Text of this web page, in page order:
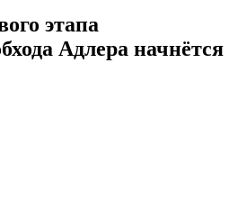
этапа
Адлера начнётся